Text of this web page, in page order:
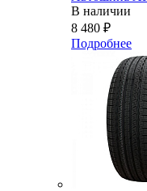
В наличии
8 480 ₽
Подробнее